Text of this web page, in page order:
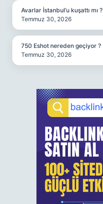
Avarlar İstanbul’u kuşattı mı ?
Temmuz 30, 2026
750 Eshot nereden geçiyor ?
Temmuz 30, 2026